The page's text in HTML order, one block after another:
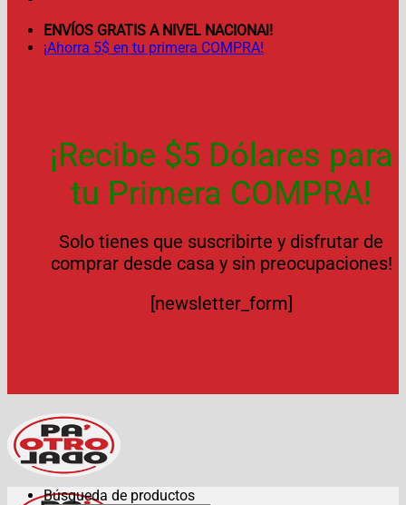
ENVÍOS GRATIS A NIVEL NACIONAl!
¡Ahorra 5$ en tu primera COMPRA!
¡Recibe $5 Dólares para
tu Primera COMPRA!
Solo tienes que suscribirte y disfrutar de
comprar desde casa y sin preocupaciones!
[newsletter_form]
Búsqueda de productos